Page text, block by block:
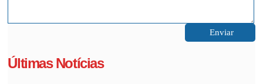
Últimas Notícias